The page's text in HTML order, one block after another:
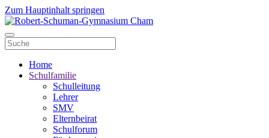
Zum Hauptinhalt springen
Home
Schulfamilie
Schulleitung
Lehrer
SMV
Elternbeirat
Schulforum